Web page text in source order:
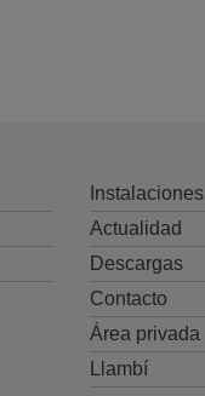
Instalaciones
Actualidad
Descargas
Contacto
Área privada
Llambí